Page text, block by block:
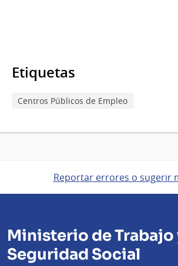
Etiquetas
Centros Públicos de Empleo
Reportar errores o sugerir
Ministerio de Trabajo
Seguridad Social